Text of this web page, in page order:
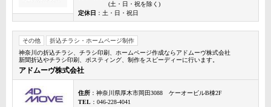
(土・日・祝を除く)
定休日 ：土・日・祝日
その他
折込チラシ・ホームページ制作
神奈川の折込チラシ、チラシ印刷、ホームページ作成ならアドムーヴ株式会社
新聞折込やチラシ印刷、ポスティング、制作をスピーディーに行います。
アドムーヴ株式会社
住所 ：神奈川県厚木市岡田3088 ケーオービルB棟2F
TEL ：046-228-4041